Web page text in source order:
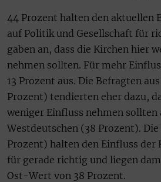
44 Prozent halten den aktuellen
auf Politik und Gesellschaft für
gaben an, dass die Kirchen hier
nehmen sollten. Für mehr
13 Prozent aus. Die Befragten
Prozent) tendierten eher dazu,
weniger Einfluss nehmen sollten
Westdeutschen (38 Prozent).
Prozent) halten den Einfluss der
für gerade richtig und liegen
Ost-Wert von 38 Prozent.